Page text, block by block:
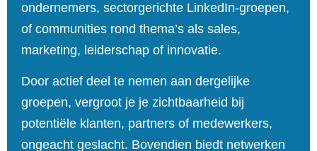
ondernemers, sectorgerichte LinkedIn‑groepen,
of communities rond thema’s als sales,
marketing, leiderschap of innovatie.
Door actief deel te nemen aan dergelijke
groepen, vergroot je je zichtbaarheid bij
potentiële klanten, partners of medewerkers,
ongeacht geslacht. Bovendien biedt netwerken